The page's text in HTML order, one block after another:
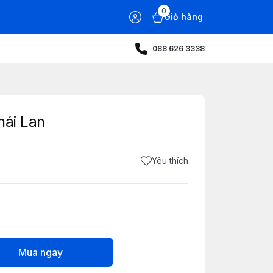
0
Giỏ hàng
088 626 3338
Lan
Yêu thích
Mua ngay